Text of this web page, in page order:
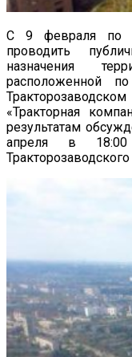
С 9 февраля по
проводить
назначения
расположенной
«Тракторная
результатам
апреля в